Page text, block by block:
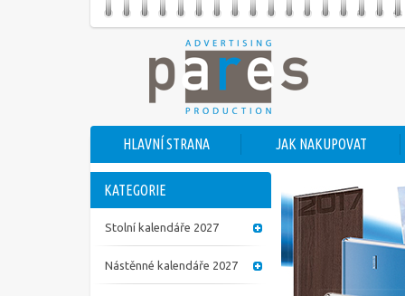
KATEGORIE
Stolní kalendáře 2027
Nástěnné kalendáře 2027
HLAVNÍ STRANA JAK NAKUPOVAT